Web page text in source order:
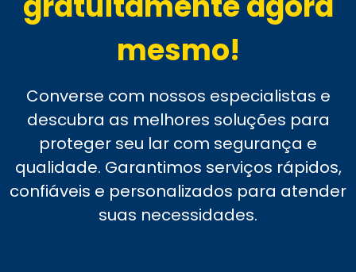
mesmo!
Converse com nossos especialistas e
descubra as melhores soluções para
proteger seu lar com segurança e
qualidade. Garantimos serviços rápidos,
confiáveis e personalizados para atender
suas necessidades.